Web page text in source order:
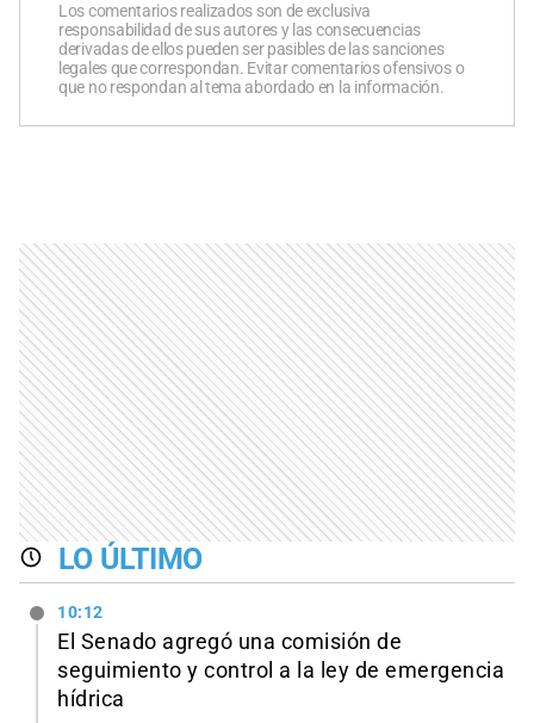
Los comentarios realizados son de exclusiva
responsabilidad de sus autores y las consecuencias
derivadas de ellos pueden ser pasibles de las sanciones
legales que correspondan. Evitar comentarios ofensivos o
que no respondan al tema abordado en la información.
LO ÚLTIMO
10:12
El Senado agregó una comisión de
seguimiento y control a la ley de emergencia
hídrica